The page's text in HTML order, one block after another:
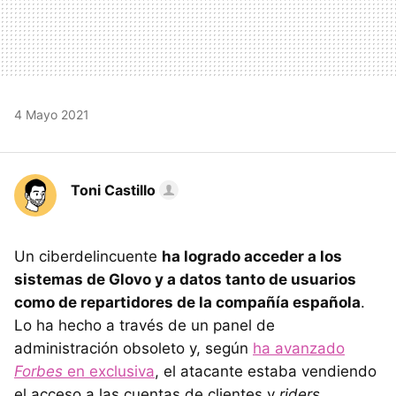
4 Mayo 2021
Toni Castillo
Un ciberdelincuente ha logrado acceder a los
sistemas de Glovo y a datos tanto de usuarios
como de repartidores de la compañía española.
Lo ha hecho a través de un panel de
administración obsoleto y, según ha avanzado
Forbes en exclusiva, el atacante estaba vendiendo